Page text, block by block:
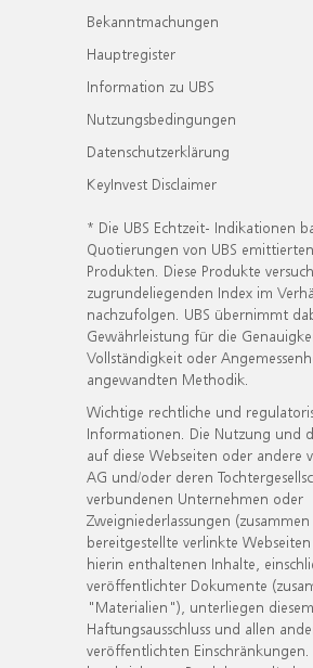
Bekanntmachungen
Hauptregister
Information zu UBS
Nutzungsbedingungen
Datenschutzerklärung
KeyInvest Disclaimer
* Die UBS Echtzeit- Indikationen
Quotierungen von UBS
Produkten. Diese Produkte
zugrundeliegenden Index im
nachzufolgen. UBS übernimmt
Gewährleistung für die
Vollständigkeit oder
angewandten Methodik.
Wichtige rechtliche und
Informationen. Die Nutzung und
auf diese Webseiten oder andere
AG und/oder deren
verbundenen Unternehmen oder
Zweigniederlassungen
bereitgestellte verlinkte
hierin enthaltenen Inhalte,
veröffentlichter Dokumente
"Materialien"), unterliegen diesem
Haftungsausschluss und allen
veröffentlichten